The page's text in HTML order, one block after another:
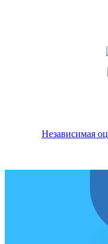
Независимая